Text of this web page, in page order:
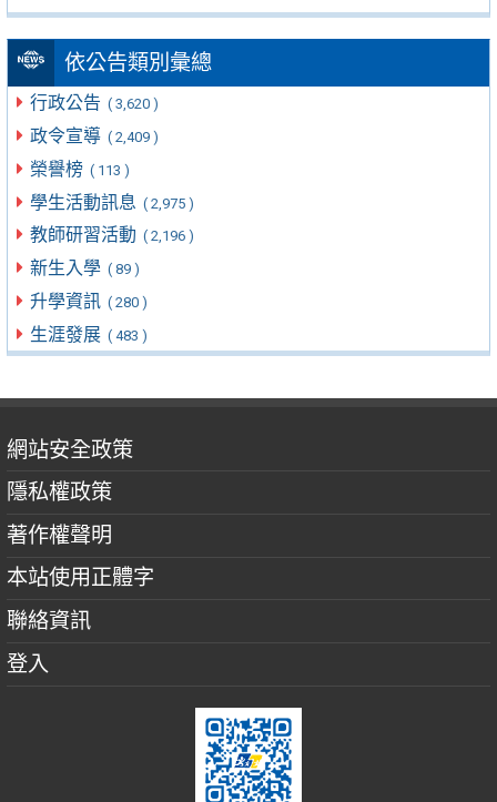
依公告類別彙總
行政公告 ( 3,620 )
政令宣導 ( 2,409 )
榮譽榜 ( 113 )
學生活動訊息 ( 2,975 )
教師研習活動 ( 2,196 )
新生入學 ( 89 )
升學資訊 ( 280 )
生涯發展 ( 483 )
網站安全政策
隱私權政策
著作權聲明
本站使用正體字
聯絡資訊
登入